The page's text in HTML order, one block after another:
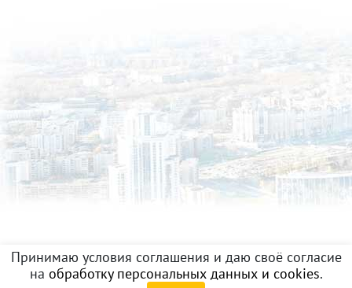
Принимаю условия соглашения и даю своё согласие
на обработку персональных данных и cookies.